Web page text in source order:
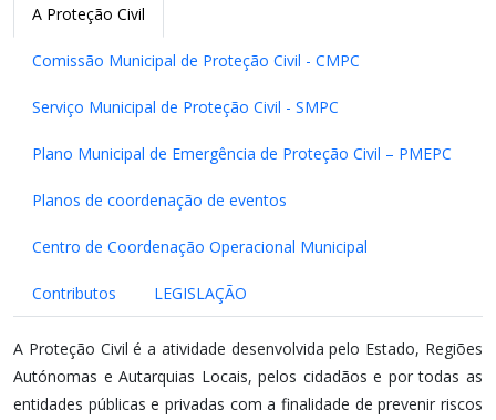
A Proteção Civil
Comissão Municipal de Proteção Civil - CMPC
Serviço Municipal de Proteção Civil - SMPC
Plano Municipal de Emergência de Proteção Civil – PMEPC
Planos de coordenação de eventos
Centro de Coordenação Operacional Municipal
Contributos LEGISLAÇÃO
A Proteção Civil é a atividade desenvolvida pelo Estado, Regiões
Autónomas e Autarquias Locais, pelos cidadãos e por todas as
entidades públicas e privadas com a finalidade de prevenir riscos